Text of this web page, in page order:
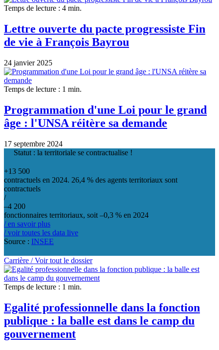
Temps de lecture : 4 min.
Lettre ouverte du pacte progressiste Fin
de vie à François Bayrou
24 janvier 2025
Temps de lecture : 1 min.
Programmation d'une Loi pour le grand
âge : l'UNSA réitère sa demande
17 septembre 2024
Statut : la territoriale se contractualise !
+13 500
contractuels en 2024. 26,4 % des agents territoriaux sont
contractuels
/
–4 200
fonctionnaires territoriaux, soit –0,3 % en 2024
/ en savoir plus
/ voir toutes les data live
Source : INSEE
Carrière /Voir tout le dossier
Temps de lecture : 1 min.
Egalité professionnelle dans la fonction
publique : la balle est dans le camp du
gouvernement